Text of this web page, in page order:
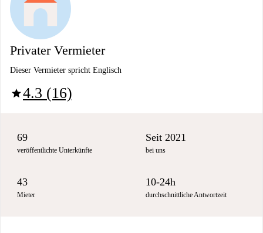
Privater Vermieter
Dieser Vermieter spricht Englisch
star4.3 (16)
69
veröffentlichte Unterkünfte
Seit 2021
bei uns
43
Mieter
10-24h
durchschnittliche Antwortzeit